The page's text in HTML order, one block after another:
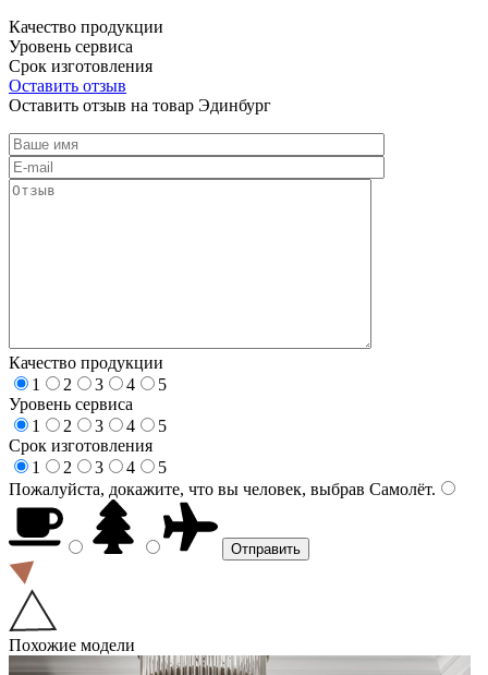
Качество продукции
Уровень сервиса
Срок изготовления
Оставить отзыв
Оставить отзыв на товар Эдинбург
Качество продукции
1
2 3 4
5
Уровень сервиса
1
2 3 4
5
Срок изготовления
1
2 3 4
5
Пожалуйста, докажите, что вы человек, выбрав Самолёт.
Похожие модели